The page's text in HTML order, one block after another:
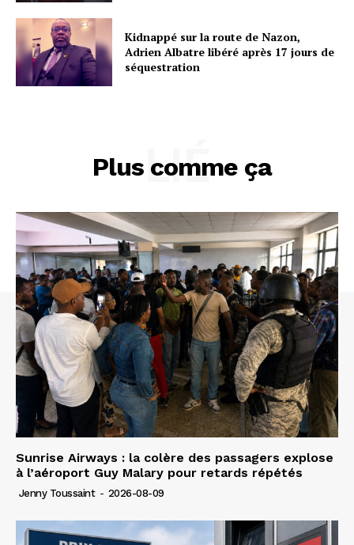
Kidnappé sur la route de Nazon,
Adrien Albatre libéré après 17 jours de
séquestration
Plus comme ça
LIÉ
Sunrise Airways : la colère des passagers explose
à l’aéroport Guy Malary pour retards répétés
Jenny Toussaint - 2026-08-09